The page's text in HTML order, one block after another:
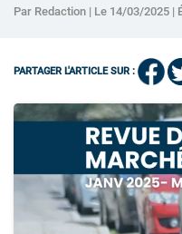
Par Redaction | Le 14/03/2025 |
PARTAGER L'ARTICLE SUR :